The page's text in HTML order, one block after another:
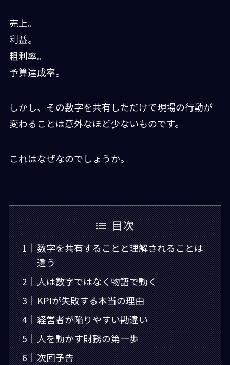
売上。
利益。
粗利率。
予算達成率。
しかし、その数字を共有しただけで現場の行動が
変わることは意外なほど少ないものです。
これはなぜなのでしょうか。
目次
数字を共有することと理解されることは
違う
人は数字ではなく物語で動く
KPIが失敗する本当の理由
経営者が陥りやすい勘違い
人を動かす財務の第一歩
次回予告